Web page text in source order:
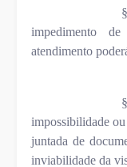
impedimento
atendimento
impossibilidade
juntada de
inviabilidade da